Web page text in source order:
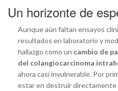
Un horizonte de
Aunque aún faltan ensayos
resultados en laboratorio y
hallazgo como un cambio de
del colangiocarcinoma
ahora casi invulnerable. Por
estar en destruir directamente